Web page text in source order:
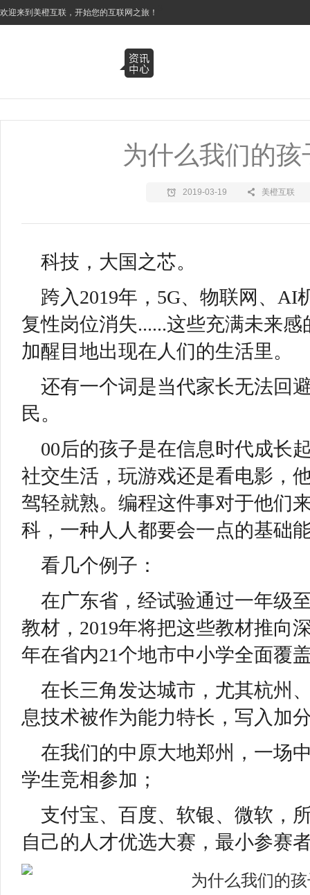
欢迎来到美橙互联，开始您的互联网之旅！
为什么我们的
2019-03-19 美橙互联
科技，大国之芯。
跨入2019年，5G、物联网、
复性岗位消失......这些充满未来
加醒目地出现在人们的生活里。
还有一个词是当代家长无法
民。
00后的孩子是在信息时代成长
社交生活，玩游戏还是看电影，
驾轻就熟。编程这件事对于他们
科，一种人人都要会一点的基础
看几个例子：
在广东省，经试验通过一年级
教材，2019年将把这些教材推向
年在省内21个地市中小学全面覆
在长三角发达城市，尤其杭州
息技术被作为能力特长，写入加
在我们的中原大地郑州，一场
学生竞相参加；
支付宝、百度、软银、微软，
自己的人才优选大赛，最小参赛